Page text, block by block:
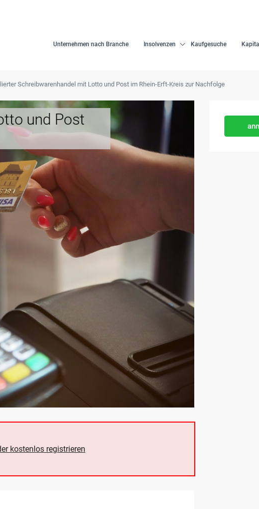
Unternehmen nach Branche Insolvenzen Kaufgesuche
Schreibwarenhandel mit Lotto und Post im Rhein-Erft-Kreis zur Nachfolge
und Post
kostenlos registrieren